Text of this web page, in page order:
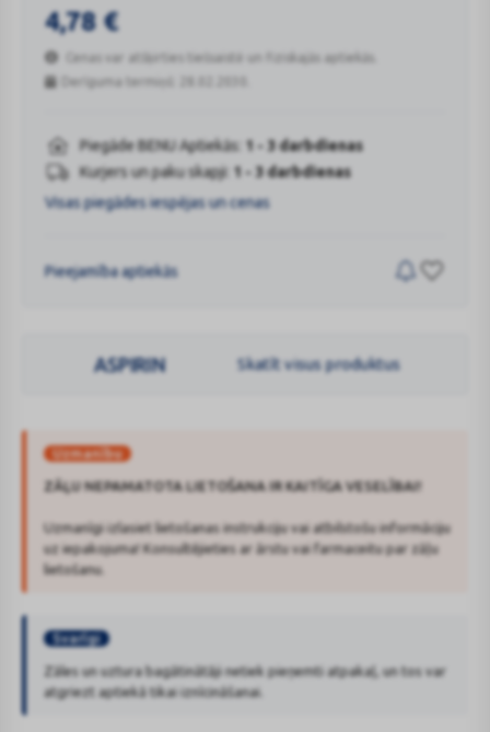
4,78 €
Cenas var atšķirties tiešsaistē un fiziskajās aptiekās.
Derīguma termiņš: 28.02.2030.
Piegāde BENU Aptiekās: 1 - 3 darbdienas
Kurjers un paku skapji: 1 - 3 darbdienas
Visas piegādes iespējas un cenas
Pieejamība aptiekās
ASPIRIN Skatīt visus produktus
Uzmanību
ZĀĻU NEPAMATOTA LIETOŠANA IR KAITĪGA VESELĪBAI!
Uzmanīgi izlasiet lietošanas instrukciju vai atbilstošu informāciju
uz iepakojuma! Konsultējieties ar ārstu vai farmaceitu par zāļu
lietošanu.
Svarīgi
Zāles un uztura bagātinātāji netiek pieņemti atpakaļ, un tos var
atgriezt aptiekā tikai iznīcināšanai.